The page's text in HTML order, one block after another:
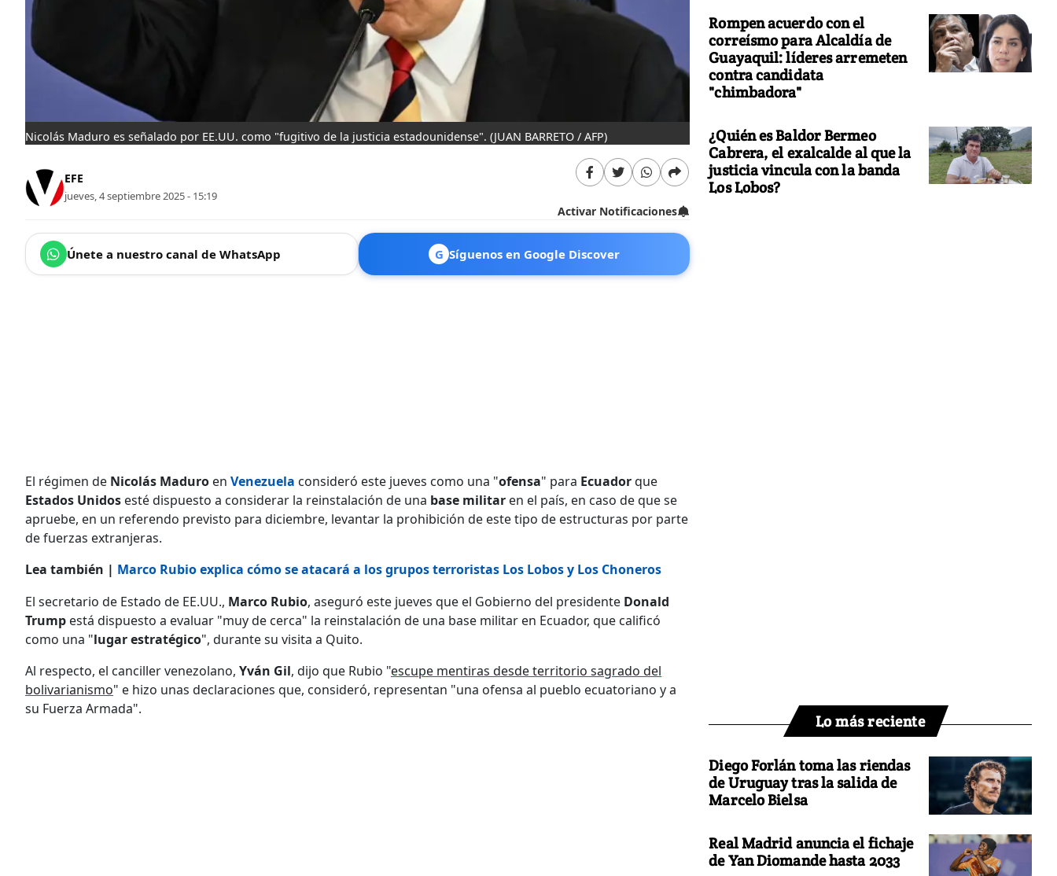
Nicolás Maduro es señalado por EE.UU. como "fugitivo de la justicia estadounidense". (JUAN BARRETO / AFP)
EFE
jueves, 4 septiembre 2025 - 15:19
Activar Notificaciones
Únete a nuestro canal de WhatsApp G Síguenos en Google Discover
El régimen de Nicolás Maduro en Venezuela consideró este jueves como una "ofensa" para Ecuadorque
Estados Unidos esté dispuesto a considerar la reinstalación de una base militar en el país, en caso de que se
apruebe, en un referendo previsto para diciembre, levantar la prohibición de este tipo de estructuras por parte
de fuerzas extranjeras.
Lea también | Marco Rubio explica cómo se atacará a los grupos terroristas Los Lobos y Los Choneros
El secretario de Estado de EE.UU., Marco Rubio, aseguró este jueves que el Gobierno del presidente Donald
Trump está dispuesto a evaluar "muy de cerca" la reinstalación de una base militar en Ecuador, que calificó
como una "lugar estratégico", durante su visita a Quito.
Al respecto, el canciller venezolano, Yván Gil, dijo que Rubio "escupe mentiras desde territorio sagrado del
bolivarianismo" e hizo unas declaraciones que, consideró, representan "una ofensa al pueblo ecuatoriano y a
su Fuerza Armada".
Rompen acuerdo con el
correísmo para Alcaldía de
Guayaquil: líderes arremeten
contra candidata
"chimbadora"
¿Quién es Baldor Bermeo
Cabrera, el exalcalde al que la
justicia vincula con la banda
Los Lobos?
Lo más reciente
Diego Forlán toma las riendas
de Uruguay tras la salida de
Marcelo Bielsa
Real Madrid anuncia el fichaje
de Yan Diomande hasta 2033